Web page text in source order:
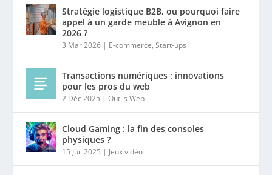
Stratégie logistique B2B, ou pourquoi faire
appel à un garde meuble à Avignon en
2026 ?
3 Mar 2026 | E-commerce,Start-ups
Transactions numériques : innovations
pour les pros du web
2 Déc 2025 |Outils Web
Cloud Gaming : la fin des consoles
physiques ?
15 Juil 2025 | Jeux vidéo